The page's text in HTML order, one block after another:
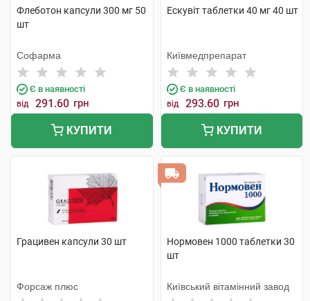
Флеботон капсули 300 мг 50
шт
Софарма
Є в наявності
від 291.60 грн
КУПИТИ
Ескувіт таблетки 40 мг 40 шт
Київмедпрепарат
Є в наявності
від 293.60 грн
КУПИТИ
Грацивен капсули 30 шт
Форсаж плюс
Нормовен 1000 таблетки 30
шт
Київський вітамінний завод